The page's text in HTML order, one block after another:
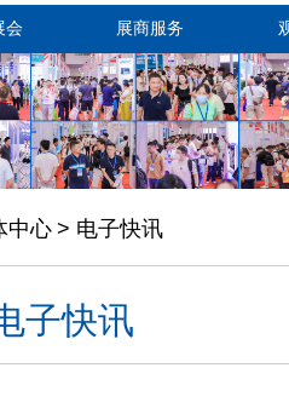
会 展商服务
中心 > 电子快讯
子快讯